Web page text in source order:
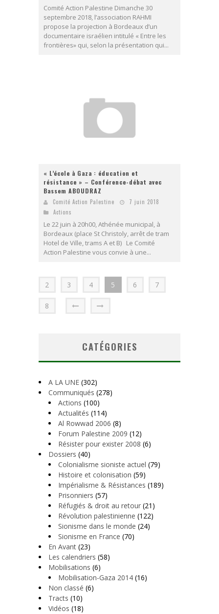
Comité Action Palestine Dimanche 30
septembre 2018, l’association RAHMI
propose la projection à Bordeaux d’un
documentaire israélien intitulé « Entre les
frontières» qui, selon la présentation qui...
« L’école à Gaza : éducation et
résistance » – Conférence-débat avec
Bassem ABOUDRAZ
Comité Action Palestine
7 juin 2018
Actions
Le 22 juin à 20h00, Athénée municipal, à
Bordeaux (place St Christoly, arrêt de tram
Hotel de Ville, trams A et B) Le Comité
Action Palestine vous convie à une...
2 3 4 5 6 7
8
CATÉGORIES
A LA UNE (302)
Communiqués (278)
Actions (100)
Actualités (114)
Al Rowwad 2006 (8)
Forum Palestine 2009 (12)
Résister pour exister 2008 (6)
Dossiers (40)
Colonialisme sioniste actuel (79)
Histoire et colonisation (59)
Impérialisme & Résistances (189)
Prisonniers (57)
Réfugiés & droit au retour (21)
Révolution palestinienne (122)
Sionisme dans le monde (24)
Sionisme en France (70)
En Avant (23)
Les calendriers (58)
Mobilisations (6)
Mobilisation-Gaza 2014 (16)
Non classé (6)
Tracts (10)
Vidéos (18)